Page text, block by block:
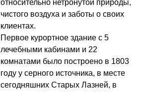
относительно нетронутой природы,
чистого воздуха и заботы о своих
клиентах.
Первое курортное здание с 5
лечебными кабинами и 22
комнатами было построено в 1803
году у серного источника, в месте
сегодняшних Старых Лазней, в